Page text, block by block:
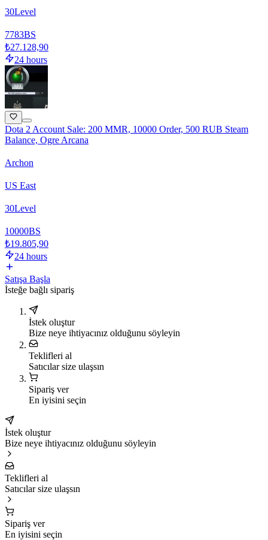
30Level
7783BS
₺27.128,90
24 hours
Dota 2 Account Sale: 200 MMR, 10000 Order, 500 RUB Steam
Balance, Ogre Arcana
Archon
US East
30Level
10000BS
₺19.805,90
24 hours
Satışa Başla
İsteğe bağlı sipariş
İstek oluştur
Bize neye ihtiyacınız olduğunu söyleyin
Teklifleri al
Satıcılar size ulaşsın
Sipariş ver
En iyisini seçin
İstek oluştur
Bize neye ihtiyacınız olduğunu söyleyin
Teklifleri al
Satıcılar size ulaşsın
Sipariş ver
En iyisini seçin